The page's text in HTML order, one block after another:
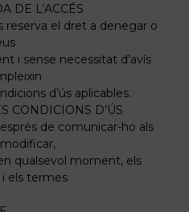
DE L’ACCÉS
reserva el dret a denegar o
i sense necessitat d’avís
d’ús aplicables.
CONDICIONS D’ÚS
de comunicar-ho als
qualsevol moment, els
i els termes